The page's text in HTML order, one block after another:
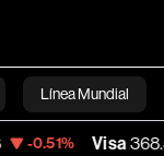
Línea Mundial
Bloomberg
Visa 368.54 -